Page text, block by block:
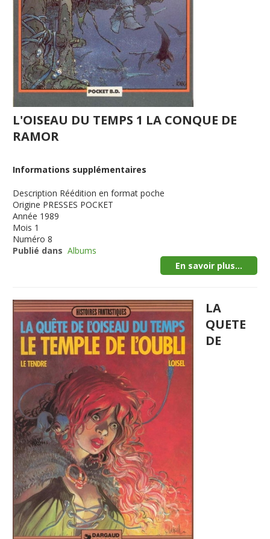
L'OISEAU DU TEMPS 1 LA CONQUE DE
RAMOR
Informations supplémentaires
Description Réédition en format poche
Origine PRESSES POCKET
Année 1989
Mois 1
Numéro 8
Publié dans Albums
En savoir plus...
LA
QUETE
DE